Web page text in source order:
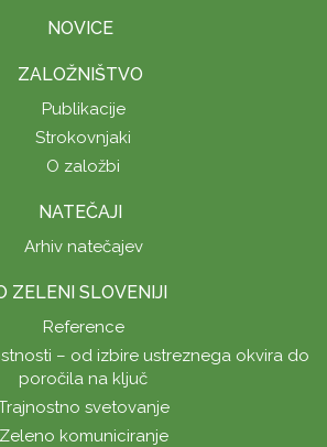
NOVICE
ZALOŽNIŠTVO
Publikacije
Strokovnjaki
O založbi
NATEČAJI
Arhiv natečajev
ZELENI SLOVENIJI
Reference
– od izbire ustreznega okvira do
poročila na ključ
svetovanje
Zeleno komuniciranje